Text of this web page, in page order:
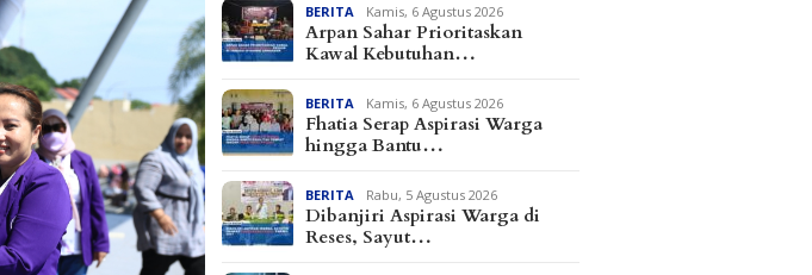
BERITA Kamis, 6 Agustus 2026
Arpan Sahar Prioritaskan
Kawal Kebutuhan…
BERITA Kamis, 6 Agustus 2026
Fhatia Serap Aspirasi Warga
hingga Bantu…
BERITA Rabu, 5 Agustus 2026
Dibanjiri Aspirasi Warga di
Reses, Sayut…